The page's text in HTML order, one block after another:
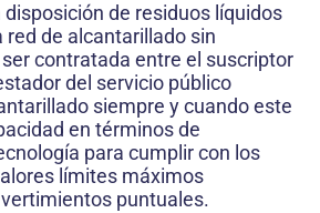
de residuos líquidos
red de alcantarillado sin
contratada entre el suscriptor
del servicio público
siempre y cuando este
en tér­minos de
para cumplir con los
límites máximos
puntuales.